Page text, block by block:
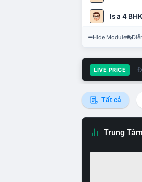
Is a 4
Hide Module
LIVE PRICE
Tất cả
Trung